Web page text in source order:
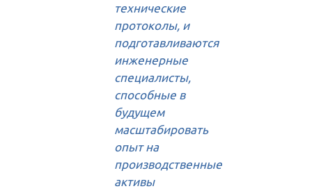
технические
протоколы, и
подготавливаются
инженерные
специалисты,
способные в
будущем
масштабировать
опыт на
производственные
активы